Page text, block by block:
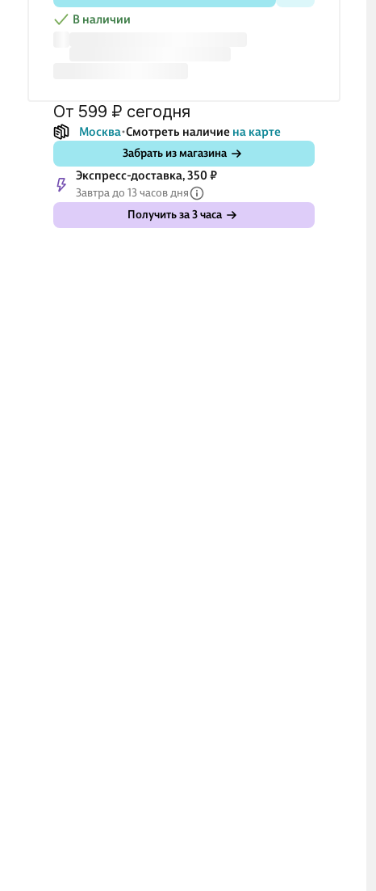
В наличии
от 599 ₽ сегодня
Москва Смотреть наличие на карте
Забрать из магазина
Экспресс-доставка, 350 ₽
Завтра до 13 часов дня
Получить за 3 часа